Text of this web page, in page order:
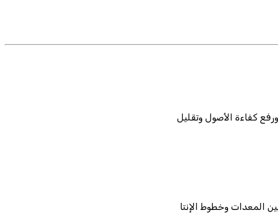
كفاءة الأصول وتقليل
المعدات وخطوط الإنتا